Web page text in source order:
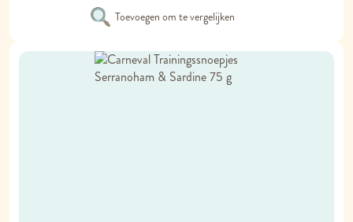
Toevoegen om te vergelijken